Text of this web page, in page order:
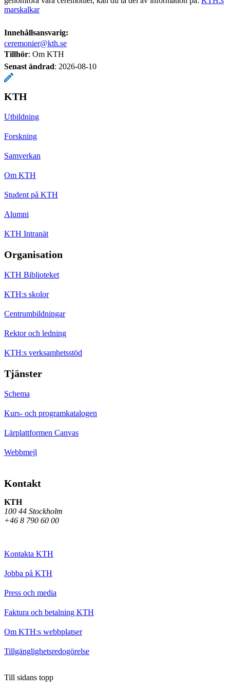
marskalkar
Innehållsansvarig:
ceremonier@kth.se
Tillhör: Om KTH
Senast ändrad: 2026-08-10
KTH
Utbildning
Forskning
Samverkan
Om KTH
Student på KTH
Alumni
KTH Intranät
Organisation
KTH Biblioteket
KTH:s skolor
Centrumbildningar
Rektor och ledning
KTH:s verksamhetsstöd
Tjänster
Schema
Kurs- och programkatalogen
Lärplattformen Canvas
Webbmejl
Kontakt
KTH
100 44 Stockholm
+46 8 790 60 00
Kontakta KTH
Jobba på KTH
Press och media
Faktura och betalning KTH
Om KTH:s webbplatser
Tillgänglighetsredogörelse
Till sidans topp